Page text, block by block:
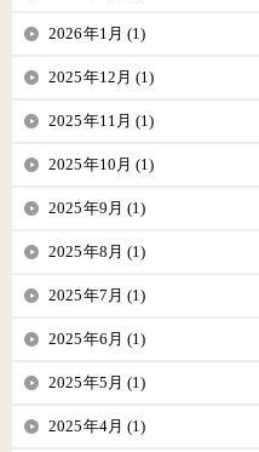
2026年1月 (1)
2025年12月 (1)
2025年11月 (1)
2025年10月 (1)
2025年9月 (1)
2025年8月 (1)
2025年7月 (1)
2025年6月 (1)
2025年5月 (1)
2025年4月 (1)